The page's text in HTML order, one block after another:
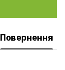
Повернення